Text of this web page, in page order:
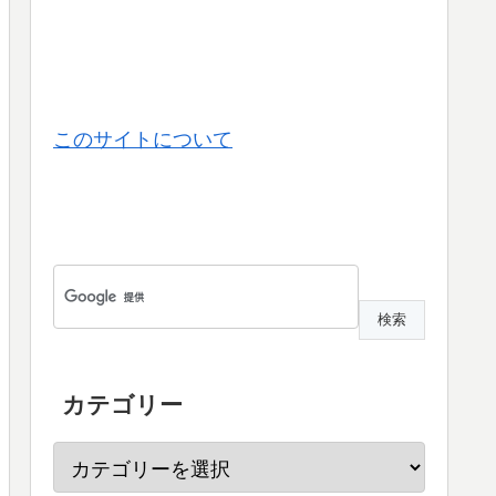
このサイトについて
カテゴリー